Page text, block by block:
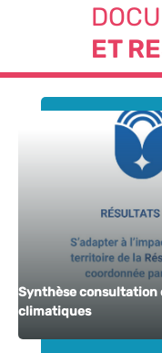
ET
Synthèse
climatiques